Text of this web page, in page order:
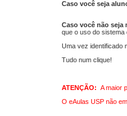
Caso você seja
Caso você não seja
que o uso do sistema
Uma vez identificado
Tudo num clique!
ATENÇÃO: A maior
O eAulas USP não